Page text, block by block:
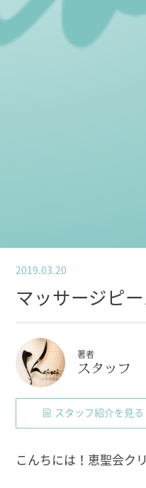
2019.03.20
マッサージピ
著者
スタッフ
スタッフ紹介を見る
こんちには！恵聖会ク